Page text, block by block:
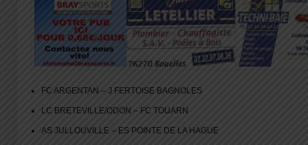
FC ARGENTAN – J FERTOISE BAGNOLES
LC BRETEVILLE/ODON – FC TOUARN
AS JULLOUVILLE – ES POINTE DE LA HAGUE